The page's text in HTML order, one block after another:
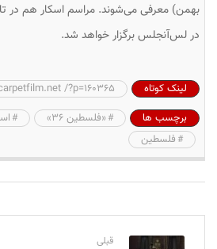
در لس‌آنجلس برگزار خواهد شد.
لینک کوتاه
/?p=160365
برچسب ها
«فلسطین ۳۶»
فلسطین
قبلی